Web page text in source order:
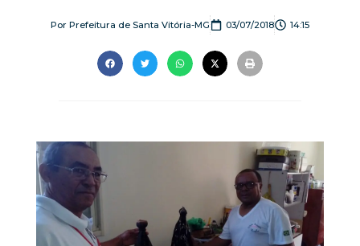
Por Prefeitura de Santa Vitória-MG 03/07/2018 14:15